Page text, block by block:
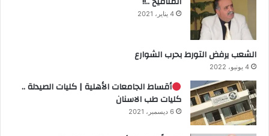
4 يناير، 2021
الشعب يرفض التورط بحرب الشوارع
4 يونيو، 2022
أقساط الجامعات الأهلية | كليات الصيدلة ..
كليات طب الاسنان
6 ديسمبر، 2021